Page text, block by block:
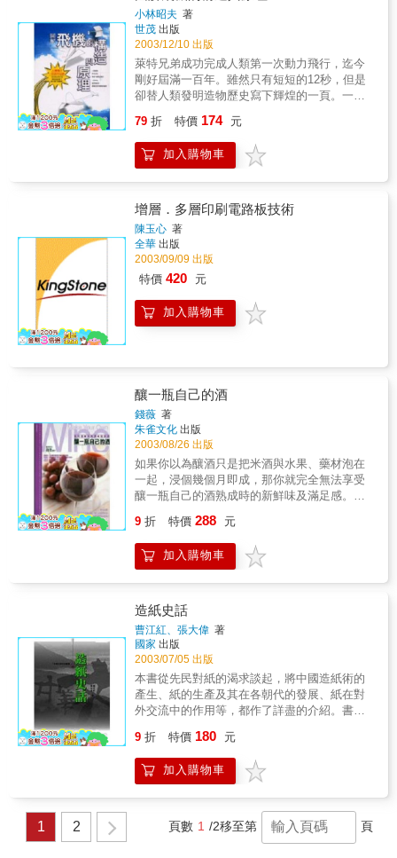
小林昭夫 著
世茂 出版
2003/12/10 出版
萊特兄弟成功完成人類第一次動力飛行，迄今
剛好屆滿一百年。雖然只有短短的12秒，但是
卻替人類發明造物歷史寫下輝煌的一頁。一百
飛上青天嗎？本書以身旁容易取得的材料，製
作紙飛機或橡皮動力飛機。透過模型飛機的試
飛，讓你了解飛行的基本構造，體驗自然的力
機在空中飛翔的秘密
79 折 特價 174 元
加入購物車
增層．多層印刷電路板技術
陳玉心 著
全華 出版
2003/09/09 出版
特價 420 元
加入購物車
釀一瓶自己的酒
錢薇 著
朱雀文化 出版
2003/08/26 出版
如果你以為釀酒只是把米酒與水果、藥材泡在
一起，浸個幾個月即成，那你就完全無法享受
釀一瓶自己的酒熟成時的新鮮味及滿足感。
酵！本書將指導你如何運用輔助工具及正確步
驟，簡單輕鬆釀出各式水果酒、乾果酒，甚至
難得一見的氣泡酒！
9 折 特價 288 元
加入購物車
造紙史話
曹江紅、張大偉 著
國家 出版
2003/07/05 出版
本書從先民對紙的渴求談起，將中國造紙術的
產生、紙的生產及其在各朝代的發展、紙在對
外交流中的作用等，都作了詳盡的介紹。書中
論述，使全書內容更加充實完整，讓讀者能一
覽中國造紙術發展的輝煌歷史。
9 折 特價 180 元
加入購物車
1 2 頁數 1 /2移至第 頁